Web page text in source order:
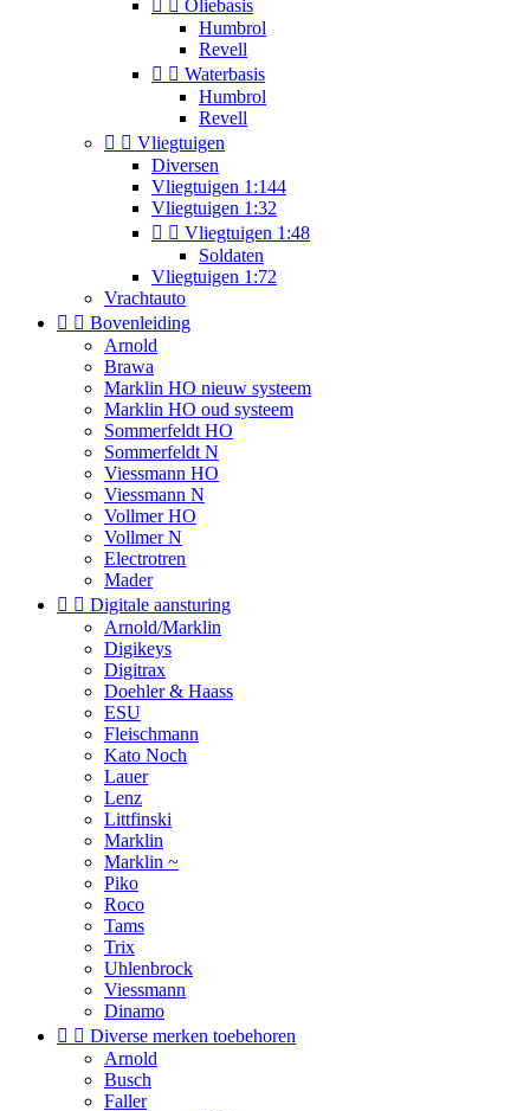
Oliebasis
Humbrol
Revell
  Waterbasis
Humbrol
Revell
  Vliegtuigen
Diversen
Vliegtuigen 1:144
Vliegtuigen 1:32
  Vliegtuigen 1:48
Soldaten
Vliegtuigen 1:72
Vrachtauto
  Bovenleiding
Arnold
Brawa
Marklin HO nieuw systeem
Marklin HO oud systeem
Sommerfeldt HO
Sommerfeldt N
Viessmann HO
Viessmann N
Vollmer HO
Vollmer N
Electrotren
Mader
  Digitale aansturing
Arnold/Marklin
Digikeys
Digitrax
Doehler & Haass
ESU
Fleischmann
Kato Noch
Lauer
Lenz
Littfinski
Marklin
Marklin ~
Piko
Roco
Tams
Trix
Uhlenbrock
Viessmann
Dinamo
  Diverse merken toebehoren
Arnold
Busch
Faller